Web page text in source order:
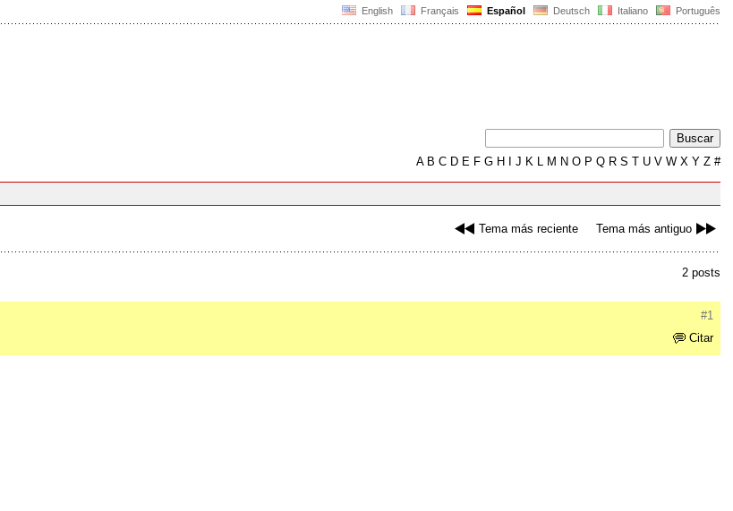
English Français Español Deutsch Italiano Português
AB C D E F G H J K L M N O P Q R S T U V W X Y Z #
Tema más reciente Tema más antiguo
2 posts
#1
Citar